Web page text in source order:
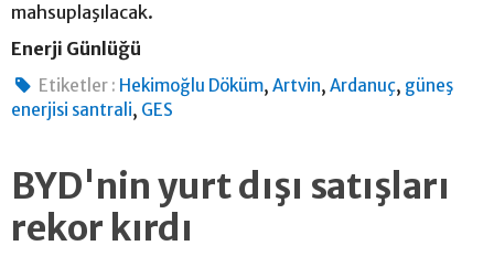
mahsuplaşılacak.
Enerji Günlüğü
Etiketler : Hekimoğlu Döküm,Artvin,Ardanuç, güneş
enerjisi santrali, GES
BYD'nin yurt dışı satışları
rekor kırdı